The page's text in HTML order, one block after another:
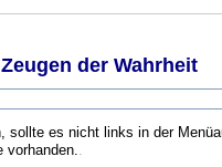
Zeugen der Wahrheit
sollte es nicht links in der